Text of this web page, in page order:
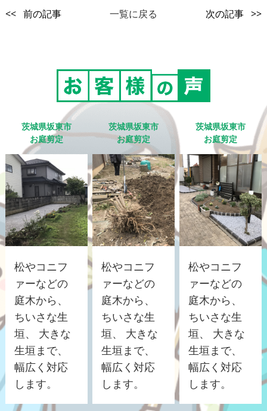
<< 前の記事 一覧に戻る 次の記事 >>
茨城県坂東市
お庭剪定
松やコニフ
ァーなどの
庭木から、
ちいさな生
垣、 大きな
生垣まで、
幅広く対応
します。
茨城県坂東市
お庭剪定
松やコニフ
ァーなどの
庭木から、
ちいさな生
垣、 大きな
生垣まで、
幅広く対応
します。
茨城県坂東市
お庭剪定
松やコニフ
ァーなどの
庭木から、
ちいさな生
垣、 大きな
生垣まで、
幅広く対応
します。